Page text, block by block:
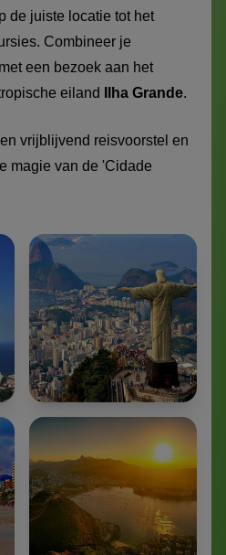
de juiste locatie tot het
Combineer je
een bezoek aan het
eiland Ilha Grande.
vrijblijvend reisvoorstel en
magie van de 'Cidade